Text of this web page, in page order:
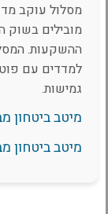
מסלול עוקב
מובילים בשוק
ההשקעות.
למדדים עם
גמישות.
מיטב ביטחון
מיטב ביטחון